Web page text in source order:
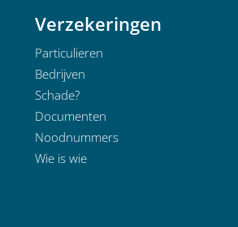
Verzekeringen
Particulieren
Bedrijven
Schade?
Documenten
Noodnummers
Wie is wie